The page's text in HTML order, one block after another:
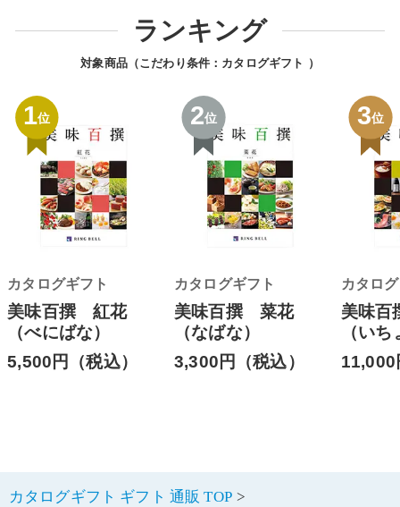
ランキング
対象商品（こだわり条件： カタログギフト ）
1位
カタログギフト
美味百撰 紅花
（べにばな）
5,500円（税込）
2位
カタログギフト
美味百撰 菜花
（なばな）
3,300円（税込）
3位
カタロ
美味
（い
11,000
カタログギフト ギフト 通販 TOP